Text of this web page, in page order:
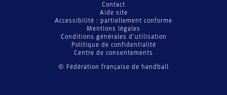
© Fédération française de handball
Contact
Aide site
Accessibilité : partiellement conforme
Mentions légales
Conditions générales d’utilisation
Politique de confidentialité
Centre de consentements